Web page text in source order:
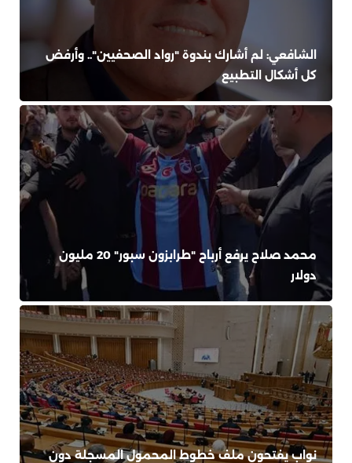
الشافعي: لم أشارك بندوة "رواد الصحفيين".. وأرفض
كل أشكال التطبيع
محمد صلاح يرفع أرباح "طرابزون سبور" 20 مليون
دولار
نواب يفتحون ملف خطوط المحمول المسجلة دون